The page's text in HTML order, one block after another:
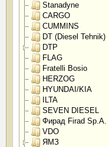
Stanadyne
CARGO
CUMMINS
DT (Diesel Tehnik)
DTP
FLAG
Fratelli Bosio
HERZOG
HYUNDAI/KIA
ILTA
SEVEN DIESEL
Фирад
VDO
ЯМЗ